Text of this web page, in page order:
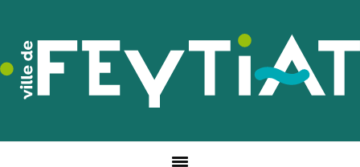
navigation
principale
contenu
principal
pied
de
page